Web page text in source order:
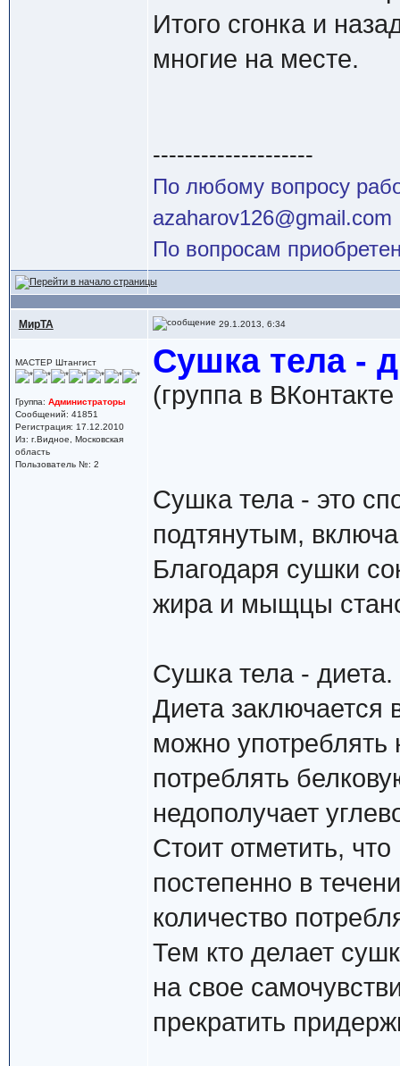
Итого сгонка и
многие на месте.
--------------------
По любому вопросу
azaharov126@gmail.com
По вопросам
МирТА 29.1.2013, 6:34
МАСТЕР Штангист
Группа: Администраторы
Сообщений: 41851
Регистрация: 17.12.2010
Из: г.Видное, Московская
область
Пользователь №: 2
Сушка тела -
(группа в
Cушка тела - это
подтянутым,
Благодаря сушки
жира и мыщцы
Сушка тела - диета.
Диета заключается
можно употреблять
потреблять
недополучает
Стоит отметить,
постепенно в
количество
Тем кто делает
на свое
прекратить